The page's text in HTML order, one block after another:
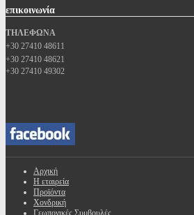
επικοινωνία
ΤΗΛΕΦΩΝΑ
+30 27410 48611
+30 27410 48621
+30 27410 49302
Αρχική
Η εταιρεία
Προϊόντα
Χονδρική